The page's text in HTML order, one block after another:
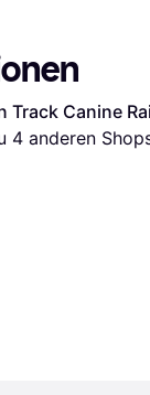
Track Canine
4 anderen